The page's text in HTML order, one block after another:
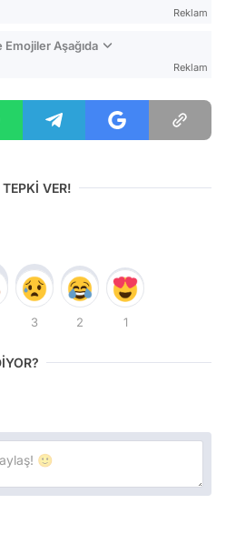
Reklam
Aşağıda
Reklam
VER!
3 2 1